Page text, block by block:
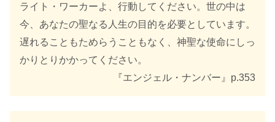
ライト・ワーカーよ、行動してください。世の中は
今、あなたの聖なる人生の目的を必要としています。
遅れることもためらうこともなく、神聖な使命にしっ
かりとりかかってください。
『エンジェル・ナンバー』p.353